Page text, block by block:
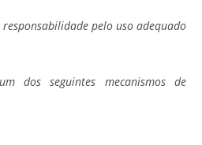
pelo uso adequado
dos seguintes mecanismos de